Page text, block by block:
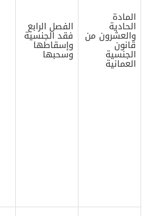
المادة
الحادية
والعشرون من
قانون
الجنسية
العمانية
الفصل الرابع
فقد الجنسية
وإسقاطها
وسحبها